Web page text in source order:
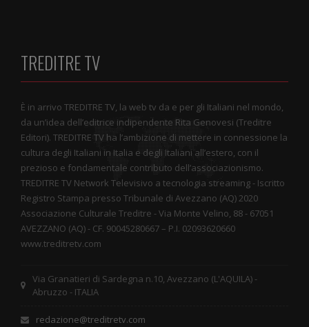
TREDITRE TV
È in arrivo TREDITRE TV, la web tv da e per gli Italiani nel mondo,
da un’idea dell’editrice indipendente Rita Genovesi (Treditre
Editori). TREDITRE TV ha l’ambizione di mettere in connessione la
cultura degli Italiani in Italia e degli Italiani all’estero, con il
prezioso e fondamentale contributo dell’associazionismo.
TREDITRE TV Network Televisivo a tecnologia streaming - Iscritto
Registro Stampa presso Tribunale di Avezzano (AQ) 2020
Associazione Culturale Treditre - Via Monte Velino, 88 - 67051
AVEZZANO (AQ) - CF. 90045280667 – P.I. 02093620660
www.treditretv.com
Via Granatieri di Sardegna n.10, Avezzano (L'AQUILA) -
Abruzzo - ITALIA
redazione@treditretv.com